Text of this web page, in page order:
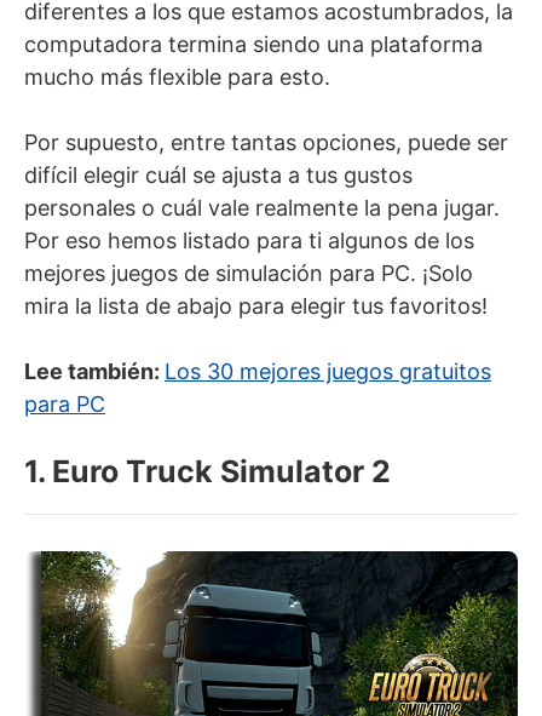
diferentes a los que estamos acostumbrados, la
computadora termina siendo una plataforma
mucho más flexible para esto.
Por supuesto, entre tantas opciones, puede ser
difícil elegir cuál se ajusta a tus gustos
personales o cuál vale realmente la pena jugar.
Por eso hemos listado para ti algunos de los
mejores juegos de simulación para PC. ¡Solo
mira la lista de abajo para elegir tus favoritos!
Lee también: Los 30 mejores juegos gratuitos
para PC
1. Euro Truck Simulator 2